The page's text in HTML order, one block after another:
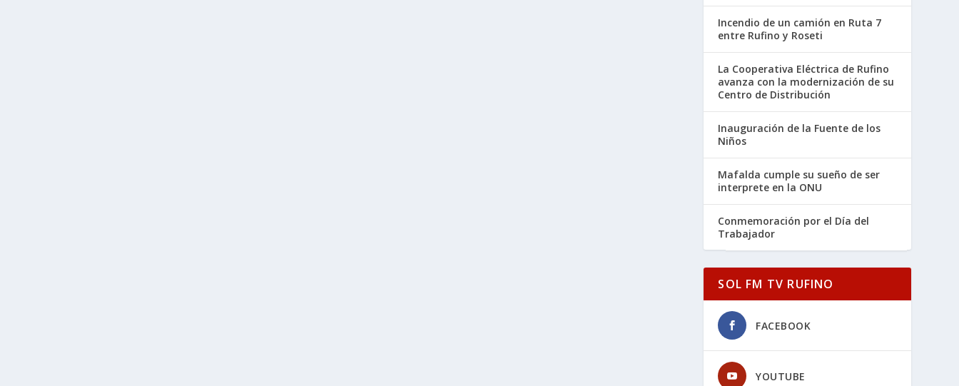
Incendio de un camión en Ruta 7
entre Rufino y Roseti
La Cooperativa Eléctrica de Rufino
avanza con la modernización de su
Centro de Distribución
Inauguración de la Fuente de los
Niños
Mafalda cumple su sueño de ser
interprete en la ONU
Conmemoración por el Día del
Trabajador
SOL FM TV RUFINO
FACEBOOK
YOUTUBE